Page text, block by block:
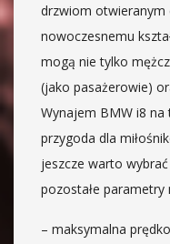
drzwiom otwieranym
nowoczesnemu
mogą nie tylko
(jako pasażerowie)
Wynajem BMW i8 na
przygoda dla
jeszcze warto
pozostałe parametry
– maksymalna